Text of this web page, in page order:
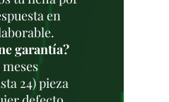
en
garantía?
24) pieza